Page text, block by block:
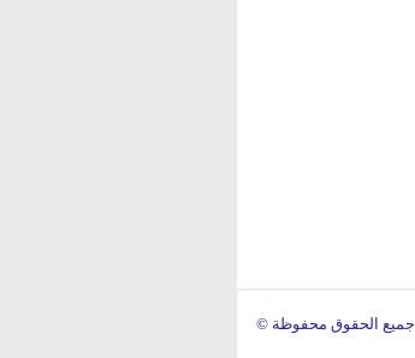
© جميع الحقوق محفوظة